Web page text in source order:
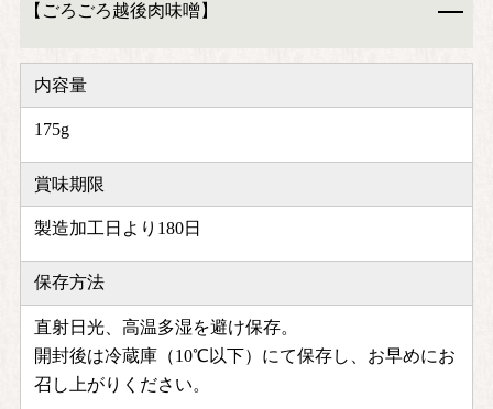
【ごろごろ越後肉味噌】
内容量
175g
賞味期限
製造加工日より180日
保存方法
直射日光、高温多湿を避け保存。
開封後は冷蔵庫（10℃以下）にて保存し、お早めにお
召し上がりください。